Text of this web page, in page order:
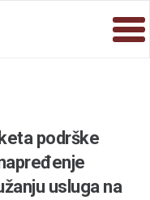
podrške
usluga na